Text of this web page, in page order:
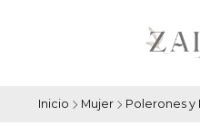
Inicio Mujer Polerones y